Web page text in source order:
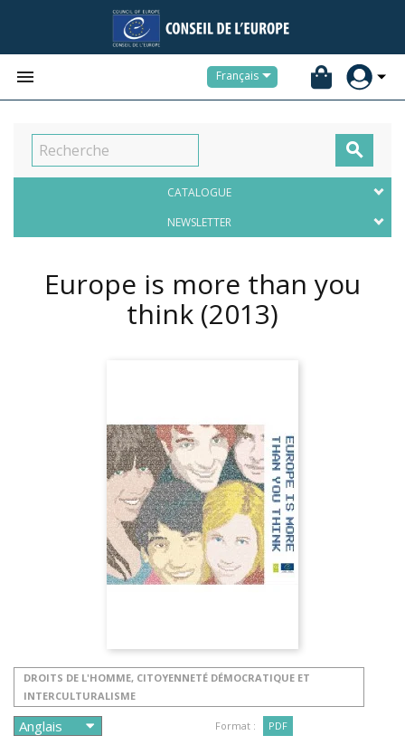
 Français

CATALOGUE
NEWSLETTER
Europe is more than you
think (2013)
DROITS DE L'HOMME, CITOYENNETÉ DÉMOCRATIQUE ET
INTERCULTURALISME
Format : PDF